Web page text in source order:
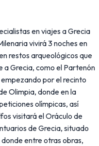
en viajes a Grecia
vivirá 3 noches en
restos arqueológicos que
a Grecia, como el Partenón
por el recinto
Olimpia, donde en la
olímpicas, así
visitará el Oráculo de
de Grecia, situado
entre otras obras,